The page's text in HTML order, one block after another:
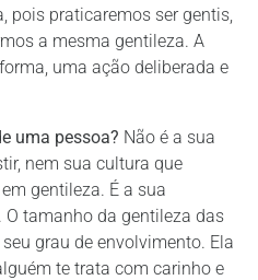
pois praticaremos ser gentis,
a mesma gentileza. A
uma ação deliberada e
uma pessoa? Não é a sua
nem sua cultura que
gentileza. É a sua
tamanho da gentileza das
grau de envolvimento. Ela
te trata com carinho e